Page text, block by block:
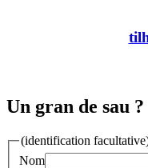
Un gran de sau ?
(identification
Nom